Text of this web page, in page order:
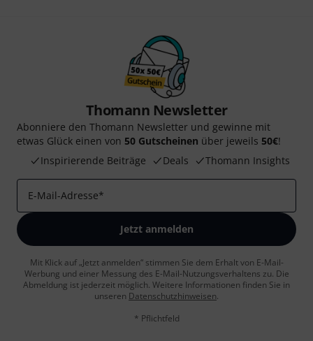
Thomann Newsletter
Abonniere den Thomann Newsletter und gewinne mit
etwas Glück einen von 50 Gutscheinen über jeweils 50€!
Inspirierende Beiträge
Deals Thomann Insights
E-Mail-Adresse*
Jetzt anmelden
Mit Klick auf „Jetzt anmelden“ stimmen Sie dem Erhalt von E-Mail-
Werbung und einer Messung des E-Mail-Nutzungsverhaltens zu. Die
Abmeldung ist jederzeit möglich. Weitere Informationen finden Sie in
unseren Datenschutzhinweisen.
* Pflichtfeld